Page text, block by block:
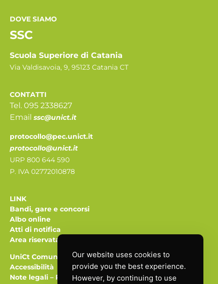
DOVE SIAMO
SSC
Scuola Superiore di Catania
Via Valdisavoia, 9, 95123 Catania CT
CONTATTI
Tel. 095 2338627
Email ssc@unict.it
protocollo@pec.unict.it
protocollo@unict.it
URP 800 644 590
P. IVA 02772010878
LINK
Bandi, gare e concorsi
Albo online
Atti di notifica
Area riservata
UniCt Comunica
Accessibilità
Note legali – Privacy
Our website uses cookies to
provide you the best experience.
However, by continuing to use